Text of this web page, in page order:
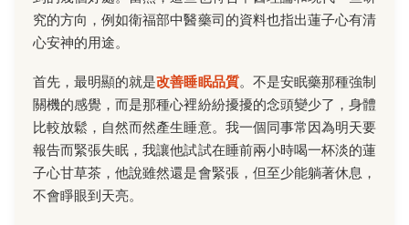
究的方向，例如衛福部中醫藥司的資料也指出蓮子心有清
心安神的用途。
首先，最明顯的就是改善睡眠品質。不是安眠藥那種強制
關機的感覺，而是那種心裡紛紛擾擾的念頭變少了，身體
比較放鬆，自然而然產生睡意。我一個同事常因為明天要
報告而緊張失眠，我讓他試試在睡前兩小時喝一杯淡的蓮
子心甘草茶，他說雖然還是會緊張，但至少能躺著休息，
不會睜眼到天亮。